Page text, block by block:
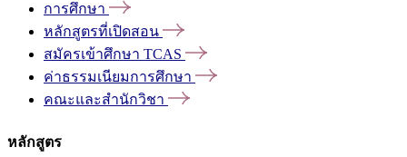
การศึกษา
หลักสูตรที่เปิดสอน
สมัครเข้าศึกษา TCAS
ค่าธรรมเนียมการศึกษา
คณะและสำนักวิชา
หลักสูตร